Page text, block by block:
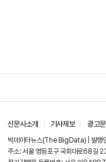
신문사소개 기사제보 광고문
빅데이터뉴스(The BigData) | 발행
주소: 서울 영등포구 국회대로68